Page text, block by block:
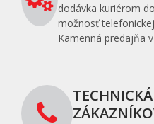
dodávka kuriérom
možnosť
Kamenná predajňa